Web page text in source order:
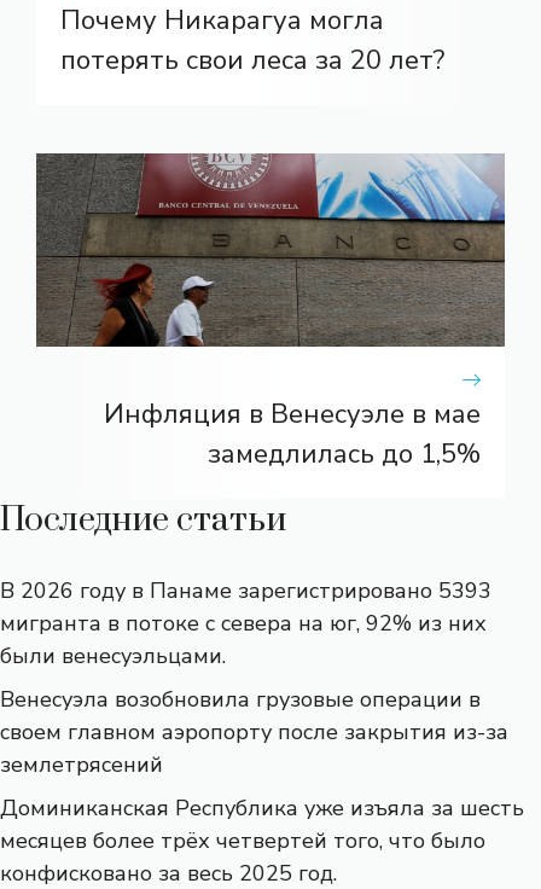
Почему Никарагуа могла
потерять свои леса за 20 лет?
Инфляция в Венесуэле в мае
замедлилась до 1,5%
Последние статьи
В 2026 году в Панаме зарегистрировано 5393
мигранта в потоке с севера на юг, 92% из них
были венесуэльцами.
Венесуэла возобновила грузовые операции в
своем главном аэропорту после закрытия из-за
землетрясений
Доминиканская Республика уже изъяла за шесть
месяцев более трёх четвертей того, что было
конфисковано за весь 2025 год.